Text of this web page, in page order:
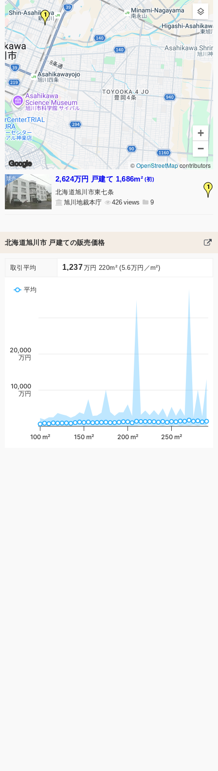
1
Google
+
−
©OpenStreetMapcontributors
1
2,624万円 戸建て 1,686m² (初)
北海道旭川市東七条
旭川地裁本庁
426 9
北海道旭川市 戸建ての販売価格
取引平均 1,237万円 220m² (5.6万円／m²)
平均
100 m² 150 m² 200 m² 250 m²
10,000
万円
20,000
万円